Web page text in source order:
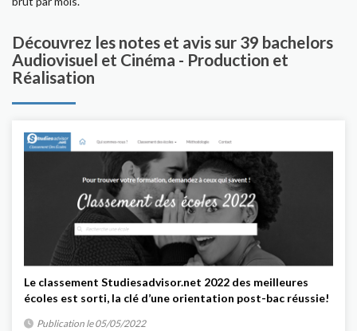
Découvrez les notes et avis sur 39 bachelors
Audiovisuel et Cinéma - Production et
Réalisation
Le classement Studiesadvisor.net 2022 des meilleures
écoles est sorti, la clé d’une orientation post-bac réussie!
Publication le 05/05/2022